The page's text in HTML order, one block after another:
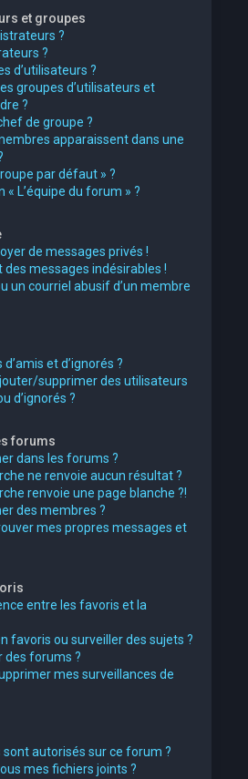
et groupes
?
?
d’utilisateurs ?
groupes d’utilisateurs et
?
de groupe ?
apparaissent dans une
par défaut » ?
« L’équipe du forum » ?
de messages privés !
messages indésirables !
un courriel abusif d’un membre
et d’ignorés ?
supprimer des utilisateurs
d’ignorés ?
forums
dans les forums ?
ne renvoie aucun résultat ?
renvoie une page blanche ?!
des membres ?
mes propres messages et
entre les favoris et la
favoris ou surveiller des sujets ?
des forums ?
mes surveillances de
autorisés sur ce forum ?
mes fichiers joints ?